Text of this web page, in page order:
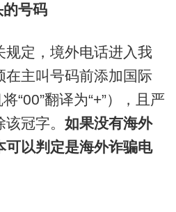
的号码
定，境外电话进入我
在主叫号码前添加国际
“00”翻译为“+”），且严
冠字。 如果没有海外
可以判定是海外诈骗电